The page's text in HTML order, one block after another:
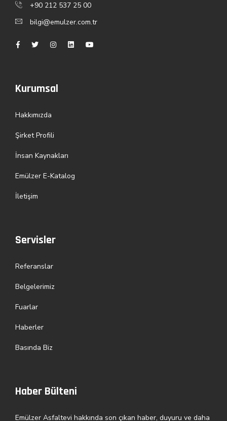
+90 212 537 25 00
bilgi@emulzer.com.tr
Kurumsal
Hakkımızda
Şirket Profili
İnsan Kaynakları
Emülzer E-Katalog
İletişim
Servisler
Referanslar
Belgelerimiz
Fuarlar
Haberler
Basında Biz
Haber Bülteni
Emülzer Asfaltevi hakkında son çıkan haber, duyuru ve daha